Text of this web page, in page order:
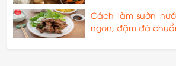
Cách làm sườn
ngon, đậm đà